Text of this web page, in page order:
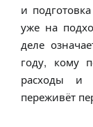
и
уже на
деле
году, кому
расходы и
переживёт